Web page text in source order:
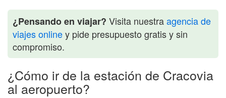
¿Pensando en viajar? Visita nuestraagencia de
viajes onliney pide presupuesto gratis y sin
compromiso.
¿Cómo ir de la estación de Cracovia
al aeropuerto?